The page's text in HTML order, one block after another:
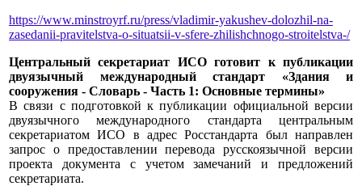
https://www.minstroyrf.ru/press/vladimir-yakushev-dolozhil-na-
zasedanii-pravitelstva-o-situatsii-v-sfere-zhilishchnogo-stroitelstva-/
Центральный секретариат ИСО готовит к публикации
двуязычный международный стандарт «Здания и
сооружения - Словарь - Часть 1: Основные термины»
В связи с подготовкой к публикации официальной версии
двуязычного международного стандарта центральным
секретариатом ИСО в адрес Росстандарта был направлен
запрос о предоставлении перевода русскоязычной версии
проекта документа с учетом замечаний и предложений
секретариата.